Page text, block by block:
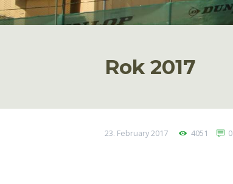
Rok 2017
23. February 2017 4051 0